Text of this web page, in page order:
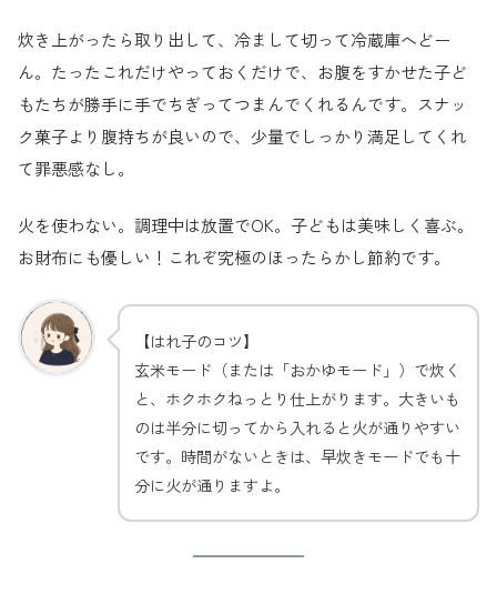
炊き上がったら取り出して、冷まして切って冷蔵庫へどー
ん。たったこれだけやっておくだけで、お腹をすかせた子ど
もたちが勝手に手でちぎってつまんでくれるんです。スナッ
ク菓子より腹持ちが良いので、少量でしっかり満足してくれ
て罪悪感なし。
火を使わない。調理中は放置でOK。子どもは美味しく喜ぶ。
お財布にも優しい！これぞ究極のほったらかし節約です。
【はれ子のコツ】
玄米モード（または「おかゆモード」）で炊く
と、ホクホクねっとり仕上がります。大きいも
のは半分に切ってから入れると火が通りやすい
です。時間がないときは、早炊きモードでも十
分に火が通りますよ。